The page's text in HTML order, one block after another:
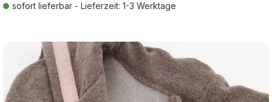
sofort lieferbar - Lieferzeit: 1-3 Werktage